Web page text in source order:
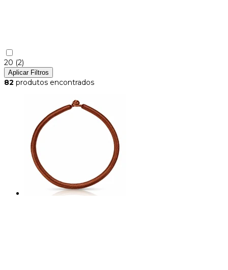
20 (2)
Aplicar Filtros
82 produtos encontrados